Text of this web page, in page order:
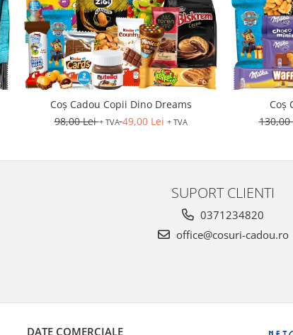
Coș Cadou Copii Dino Dreams
98,00 Lei+ TVA 49,00 Lei + TVA
Coș
SUPORT CLIENTI
0371234820
office@cosuri-cadou.ro
DATE COMERCIALE